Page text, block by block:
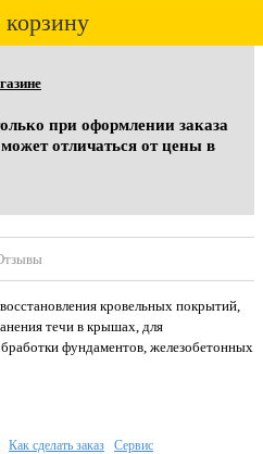
при оформлении заказа
отличаться от цены в
кровельных покрытий,
течи в крышах, для
фундаментов, железобетонных
Как сделать заказ Сервис